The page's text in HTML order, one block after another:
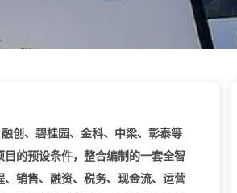
创、碧桂园、金科、中梁、彰泰等
的预设条件，整合编制的一套全智
销售、融资、税务、现金流、运营